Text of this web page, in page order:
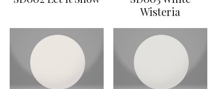
Wisteria